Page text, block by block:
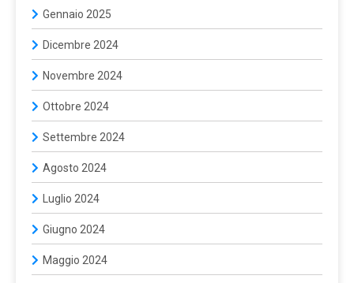
Gennaio 2025
Dicembre 2024
Novembre 2024
Ottobre 2024
Settembre 2024
Agosto 2024
Luglio 2024
Giugno 2024
Maggio 2024